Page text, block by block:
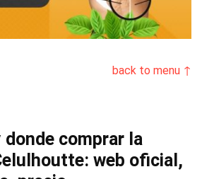
back to menu ↑
donde comprar la
web oficial,